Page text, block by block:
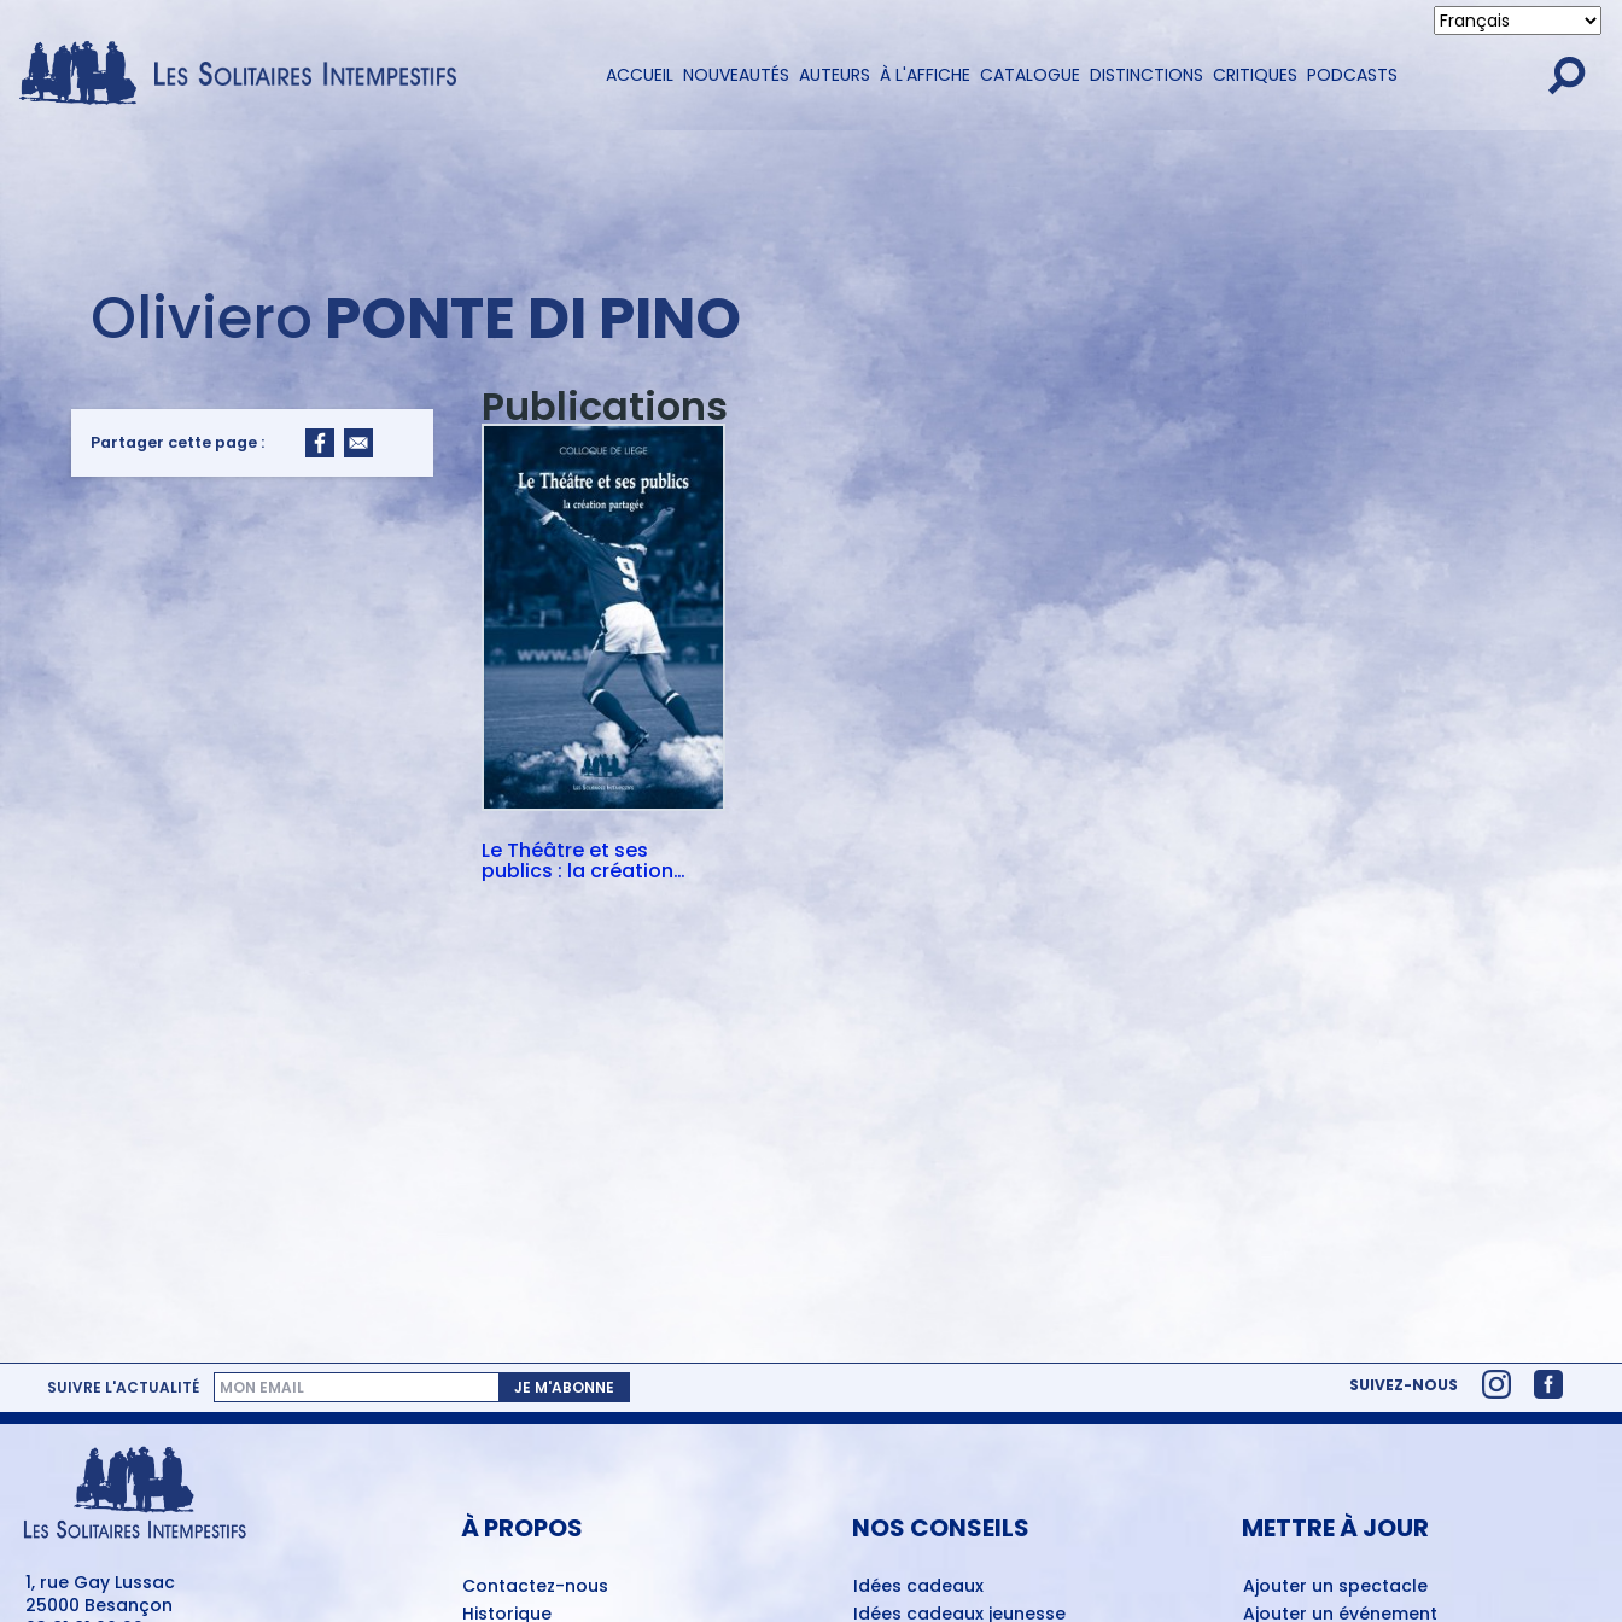
contenu
Navigation
ACCUEIL NOUVEAUTÉS AUTEURS À L'AFFICHE CATALOGUE DISTINCTIONS CRITIQUES PODCASTS
auteurOliviero PONTE DI PINO
Publications
Le Théâtre et ses
publics : la création
partagée
Partager cette page :
SUIVRE L'ACTUALITÉ JE M'ABONNE SUIVEZ-NOUS
1, rue Gay Lussac
25000 Besançon
À PROPOS
Contactez-nous
Historique
NOS CONSEILS
Idées cadeaux
Idées cadeaux jeunesse
METTRE À JOUR
Ajouter un spectacle
Ajouter un événement